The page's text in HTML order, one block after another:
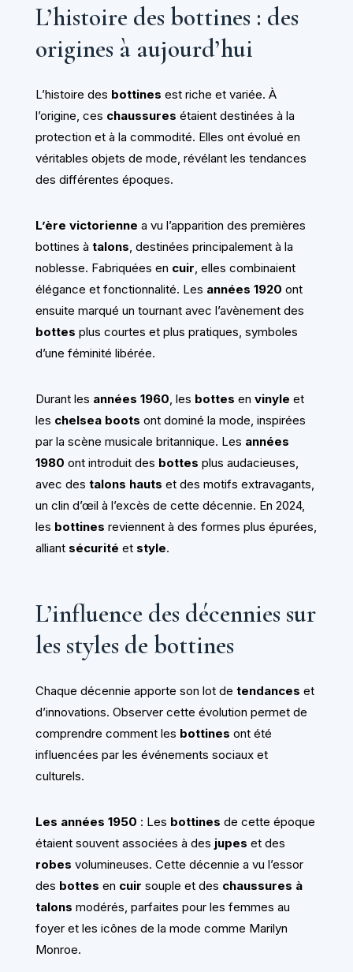
L’histoire des bottines : des
origines à aujourd’hui
L’histoire des bottines est riche et variée. À
l’origine, ces chaussures étaient destinées à la
protection et à la commodité. Elles ont évolué en
véritables objets de mode, révélant les tendances
des différentes époques.
L’ère victorienne a vu l’apparition des premières
bottines à talons, destinées principalement à la
noblesse. Fabriquées en cuir, elles combinaient
élégance et fonctionnalité. Les années 1920 ont
ensuite marqué un tournant avec l’avènement des
bottes plus courtes et plus pratiques, symboles
d’une féminité libérée.
Durant les années 1960, les bottes en vinyle et
les chelsea boots ont dominé la mode, inspirées
par la scène musicale britannique. Les années
1980 ont introduit des bottes plus audacieuses,
avec des talons hauts et des motifs extravagants,
un clin d’œil à l’excès de cette décennie. En 2024,
les bottines reviennent à des formes plus épurées,
alliant sécurité et style.
L’influence des décennies sur
les styles de bottines
Chaque décennie apporte son lot de tendances et
d’innovations. Observer cette évolution permet de
comprendre comment les bottines ont été
influencées par les événements sociaux et
culturels.
Les années 1950 : Les bottines de cette époque
étaient souvent associées à des jupes et des
robes volumineuses. Cette décennie a vu l’essor
des bottes en cuir souple et des chaussures à
talons modérés, parfaites pour les femmes au
foyer et les icônes de la mode comme Marilyn
Monroe.